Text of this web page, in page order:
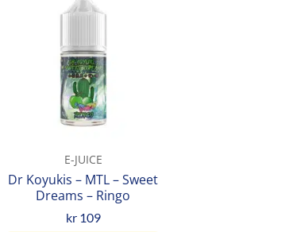
E-JUICE
Dr Koyukis – MTL – Sweet
Dreams – Ringo
kr109